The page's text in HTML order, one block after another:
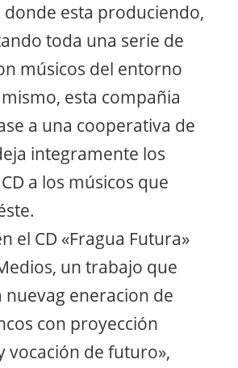
donde esta produciendo,
toda una serie de
músicos del entorno
esta compañia
a una cooperativa de
integramente los
a los músicos que
el CD «Fragua Futura»
un trabajo que
nuevag eneracion de
con proyección
vocación de futuro»,